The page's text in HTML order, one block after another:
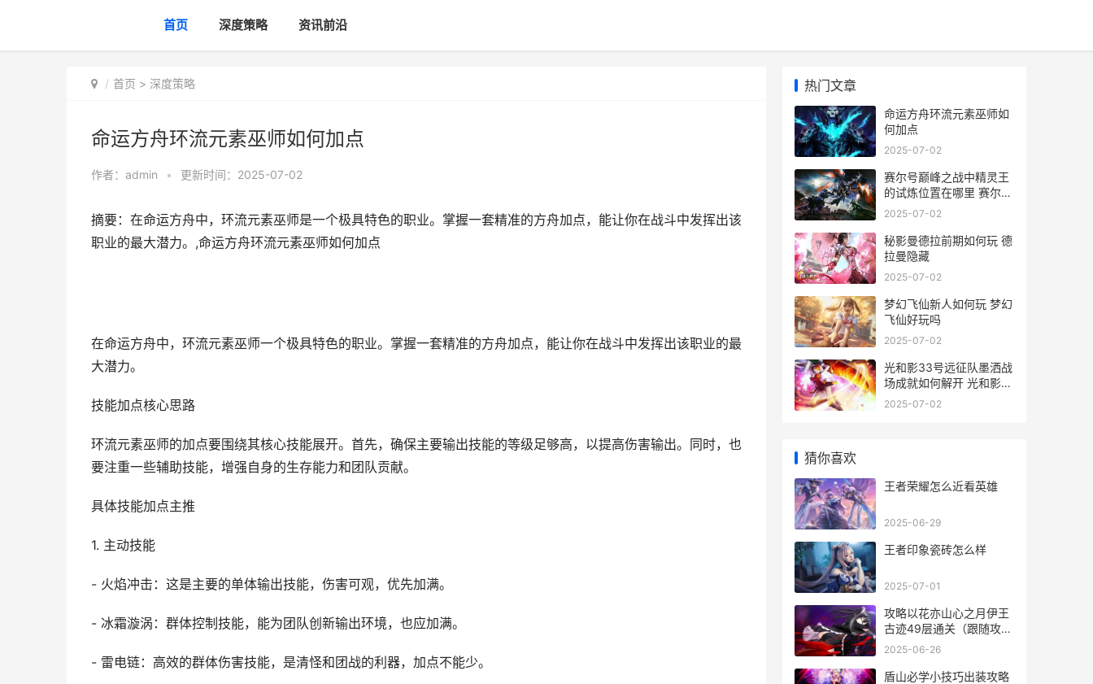
首页 深度策略 资讯前沿
首页 > 深度策略
命运方舟环流元素巫师如何加点
作者： admin • 更新时间：2025-07-02
摘要：在命运方舟中，环流元素巫师是一个极具特色的职业。掌握一套精准的方舟加点，能让你在战斗中发挥出该
职业的最大潜力。,命运方舟环流元素巫师如何加点
在命运方舟中，环流元素巫师一个极具特色的职业。掌握一套精准的方舟加点，能让你在战斗中发挥出该职业的最
大潜力。
技能加点核心思路
环流元素巫师的加点要围绕其核心技能展开。首先，确保主要输出技能的等级足够高，以提高伤害输出。同时，也
要注重一些辅助技能，增强自身的生存能力和团队贡献。
具体技能加点主推
1. 主动技能
- 火焰冲击：这是主要的单体输出技能，伤害可观，优先加满。
- 冰霜漩涡：群体控制技能，能为团队创新输出环境，也应加满。
- 雷电链：高效的群体伤害技能，是清怪和团战的利器，加点不能少。
热门文章
命运方舟环流元素巫师如
何加点
2025-07-02
赛尔号巅峰之战中精灵王
的试炼位置在哪里 赛尔号
巅峰之战雷伊怎么获得
2025-07-02
秘影曼德拉前期如何玩 德
拉曼隐藏
2025-07-02
梦幻飞仙新人如何玩 梦幻
飞仙好玩吗
2025-07-02
光和影33号远征队墨洒战
场成就如何解开 光和影
33号远征队攻略
2025-07-02
猜你喜欢
王者荣耀怎么近看英雄
2025-06-29
王者印象瓷砖怎么样
2025-07-01
攻略以花亦山心之月伊王
古迹49层通关（跟随攻略
轻松通关，从此成为游戏
2025-06-26
盾山必学小技巧出装攻略